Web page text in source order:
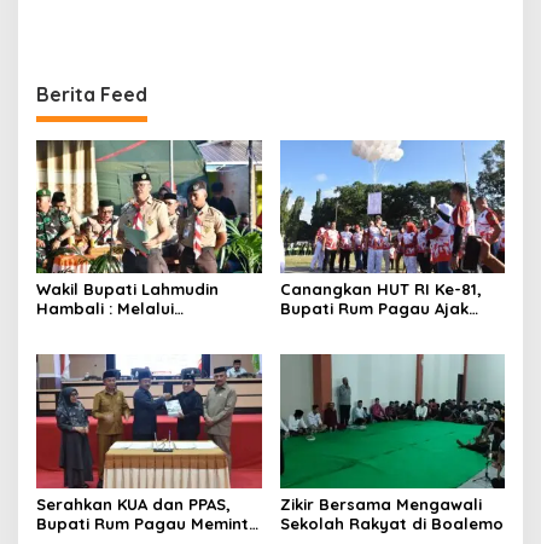
Berita Feed
Wakil Bupati Lahmudin
Hambali : Melalui
Pramuka
Canangkan HUT RI Ke-81,
Bupati Rum Pagau Ajak
Serahkan KUA dan PPAS,
Bupati Rum Pagau Meminta
Zikir Bersama Mengawali
Sekolah Rakyat di Boalemo